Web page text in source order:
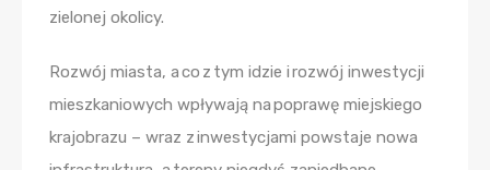
zielonej okolicy.
Rozwój miasta, a co z tym idzie i rozwój inwestycji
mieszkaniowych wpływają na poprawę miejskiego
krajobrazu – wraz z inwestycjami powstaje nowa